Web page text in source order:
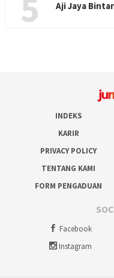
Aji Jaya
INDEKS
KARIR
PRIVACY POLICY
TENTANG KAMI
FORM PENGADUAN
Facebook
Instagram